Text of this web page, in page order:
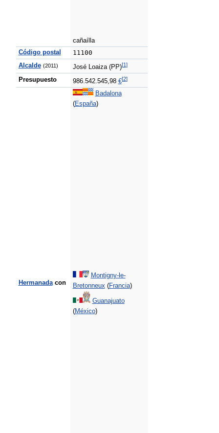
cañaílla
Código postal
11100
Alcalde (2011) José Loaiza (PP)[1]
Presupuesto 986.542.545,98 €[2]
Hermanadacon
Badalona
(España)
Montigny-le-
Bretonneux (Francia)
Guanajuato
(México)